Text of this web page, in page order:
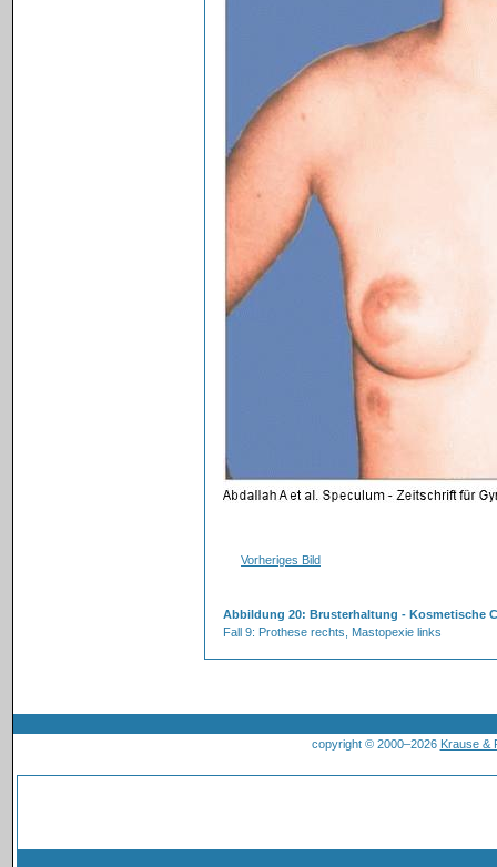
Vorheriges Bild
Abbildung 20: Brusterhaltung - Kosmetische
Fall 9: Prothese rechts, Mastopexie links
copyright © 2000–2026 Krause &